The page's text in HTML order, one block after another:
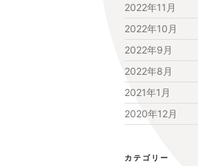
2022年11月
2022年10月
2022年9月
2022年8月
2021年1月
2020年12月
カテゴリー